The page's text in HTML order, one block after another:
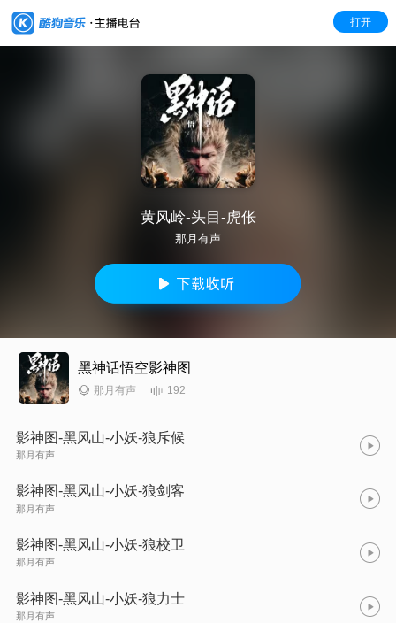
打开
黄风岭-头目-虎伥
那月有声
黑神话悟空影神图
那月有声 192
影神图-黑风山-小妖-狼斥候
那月有声
影神图-黑风山-小妖-狼剑客
那月有声
影神图-黑风山-小妖-狼校卫
那月有声
影神图-黑风山-小妖-狼力士
那月有声